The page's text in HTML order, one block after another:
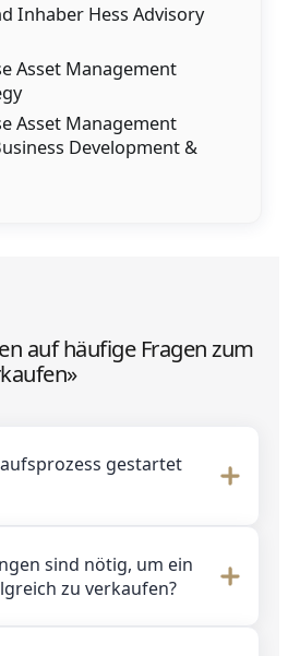
Inhaber Hess Advisory
Asset Management
Asset Management
Development &
auf häufige Fragen zum
gestartet
sind nötig, um ein
zu verkaufen?